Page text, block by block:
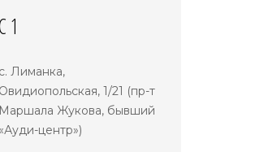
1
с. Лиманка,
Овидиопольская, 1/21 (пр-т
Маршала Жукова, бывший
«Ауди-центр»)